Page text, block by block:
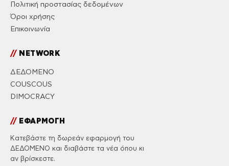
Πολιτική προστασίας δεδομένων
Όροι χρήσης
Επικοινωνία
//NETWORK
ΔΕΔΟΜΕΝΟ
COUSCOUS
DIMOCRACY
//ΕΦΑΡΜΟΓΗ
Κατεβάστε τη δωρεάν εφαρμογή του
ΔΕΔΟΜΕΝΟ και διαβάστε τα νέα όπου κι
αν βρίσκεστε.